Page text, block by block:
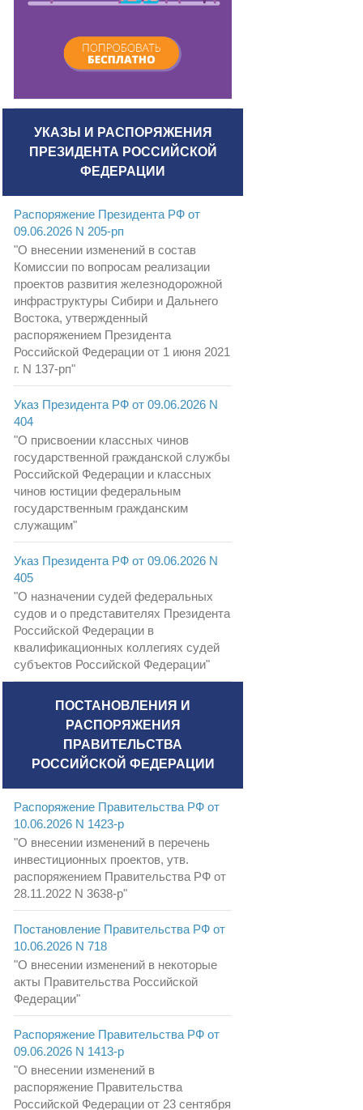
УКАЗЫ И РАСПОРЯЖЕНИЯ
ПРЕЗИДЕНТА РОССИЙСКОЙ
ФЕДЕРАЦИИ
Распоряжение Президента РФ от
09.06.2026 N 205-рп
"О внесении изменений в состав
Комиссии по вопросам реализации
проектов развития железнодорожной
инфраструктуры Сибири и Дальнего
Востока, утвержденный
распоряжением Президента
Российской Федерации от 1 июня 2021
г. N 137-рп"
Указ Президента РФ от 09.06.2026 N
404
"О присвоении классных чинов
государственной гражданской службы
Российской Федерации и классных
чинов юстиции федеральным
государственным гражданским
служащим"
Указ Президента РФ от 09.06.2026 N
405
"О назначении судей федеральных
судов и о представителях Президента
Российской Федерации в
квалификационных коллегиях судей
субъектов Российской Федерации"
ПОСТАНОВЛЕНИЯ И
РАСПОРЯЖЕНИЯ
ПРАВИТЕЛЬСТВА
РОССИЙСКОЙ ФЕДЕРАЦИИ
Распоряжение Правительства РФ от
10.06.2026 N 1423-р
"О внесении изменений в перечень
инвестиционных проектов, утв.
распоряжением Правительства РФ от
28.11.2022 N 3638-р"
Постановление Правительства РФ от
10.06.2026 N 718
"О внесении изменений в некоторые
акты Правительства Российской
Федерации"
Распоряжение Правительства РФ от
09.06.2026 N 1413-р
"О внесении изменений в
распоряжение Правительства
Российской Федерации от 23 сентября